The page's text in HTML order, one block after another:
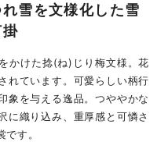
雪を文様化した雪
かけた捻(ね)じり梅文様。花
れています。可愛らしい柄行
象を与える逸品。つややかな
に織り込み、重厚感と可憐さ
す。